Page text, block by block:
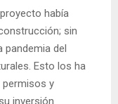
había
sin
pandemia del
Esto los ha
permisos y
inversión